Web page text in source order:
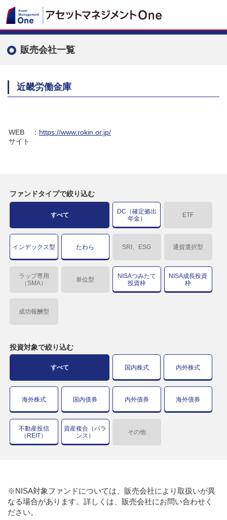
販売会社一覧
近畿労働金庫
WEB
サイト
： https://www.rokin.or.jp/
ファンドタイプで絞り込む
すべて
DC（確定拠出
年金）
ETF
インデックス型 たわら SRI、ESG 通貨選択型
ラップ専用
（SMA）
単位型
NISAつみたて
投資枠
NISA成長投資
枠
成功報酬型
投資対象で絞り込む
すべて 国内株式 内外株式
海外株式 国内債券 内外債券 海外債券
不動産投信
（REIT）
資産複合（バラ
ンス）
その他
※NISA対象ファンドについては、販売会社により取扱いが異
なる場合があります。詳しくは、販売会社にお問い合わせく
ださい。